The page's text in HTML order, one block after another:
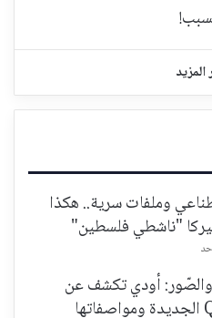
وملفات سرية.. هكذا
"ناشطي فلسطين"
والصّور: أودي تكشف عن
سيارة Q9 الجديدة ومواصفاتها